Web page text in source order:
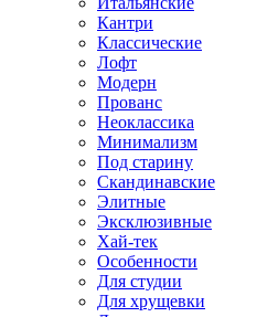
Кантри
Классические
Лофт
Модерн
Прованс
Неоклассика
Минимализм
Под старину
Скандинавские
Элитные
Эксклюзивные
Хай-тек
Особенности
Для студии
Для хрущевки